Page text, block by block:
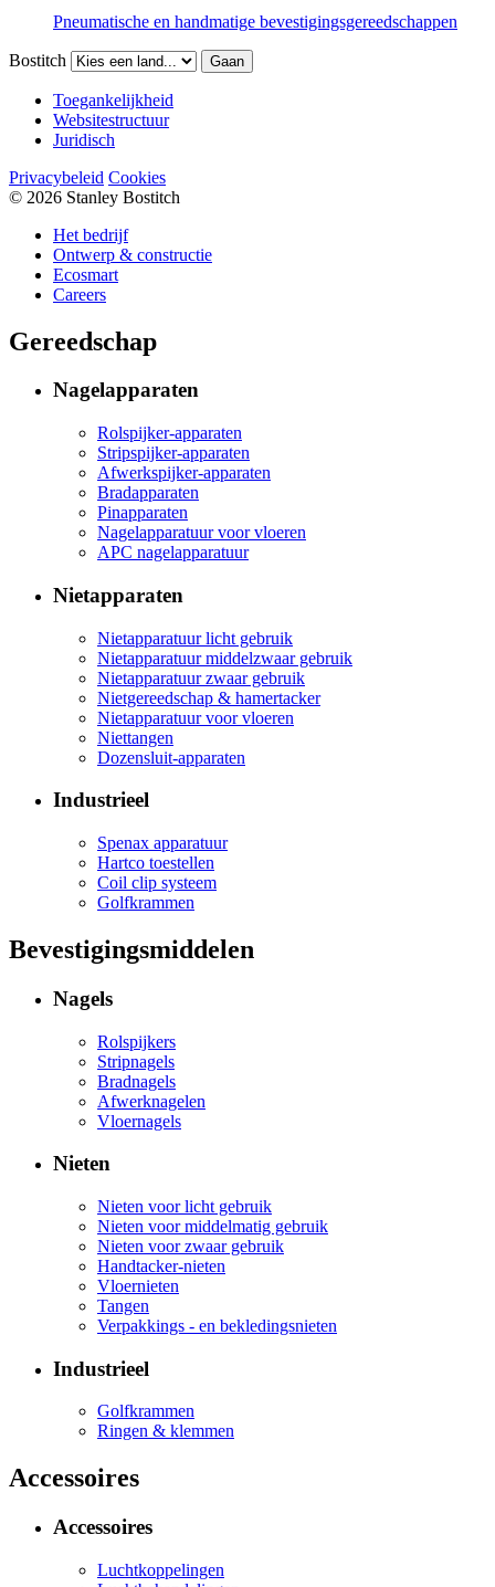
Pneumatische en handmatige bevestigingsgereedschappen
Bostitch Gaan
Toegankelijkheid
Websitestructuur
Juridisch
Privacybeleid Cookies
© 2026 Stanley Bostitch
Het bedrijf
Ontwerp & constructie
Ecosmart
Careers
Gereedschap
Nagelapparaten
Rolspijker-apparaten
Stripspijker-apparaten
Afwerkspijker-apparaten
Bradapparaten
Pinapparaten
Nagelapparatuur voor vloeren
APC nagelapparatuur
Nietapparaten
Nietapparatuur licht gebruik
Nietapparatuur middelzwaar gebruik
Nietapparatuur zwaar gebruik
Nietgereedschap & hamertacker
Nietapparatuur voor vloeren
Niettangen
Dozensluit-apparaten
Industrieel
Spenax apparatuur
Hartco toestellen
Coil clip systeem
Golfkrammen
Bevestigingsmiddelen
Nagels
Rolspijkers
Stripnagels
Bradnagels
Afwerknagelen
Vloernagels
Nieten
Nieten voor licht gebruik
Nieten voor middelmatig gebruik
Nieten voor zwaar gebruik
Handtacker-nieten
Vloernieten
Tangen
Verpakkings - en bekledingsnieten
Industrieel
Golfkrammen
Ringen & klemmen
Accessoires
Accessoires
Luchtkoppelingen